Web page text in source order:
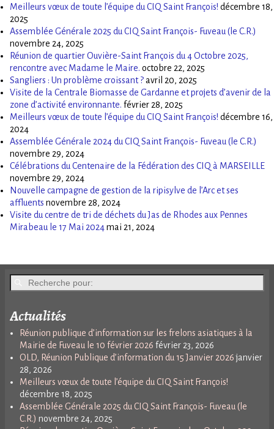
Meilleurs vœux de toute l’équipe du CIQ Saint François! décembre 18,
2025
Assemblée Générale 2025 du CIQ Saint François- Fuveau (le C.R.)
novembre 24, 2025
Réunion de quartier Ouvière-Saint François du 4 Octobre 2025,
rencontre avec Madame le Maire. octobre 22, 2025
Sangliers : Un problème croissant ?avril 20, 2025
Visite de la Centrale Biomasse de Gardanne et projets d’avenir de la
zone d’activité environnante. février 28, 2025
Meilleurs vœux de toute l’équipe du CIQ Saint François! décembre 16,
2024
Assemblée Générale 2024 du CIQ Saint François- Fuveau (le C.R.)
novembre 29, 2024
Célébrations du Centenaire de la Fédération des CIQ à MARSEILLE
novembre 29, 2024
Nouvelle campagne de gestion de la ripisylve de l’Arc et ses
affluents novembre 28, 2024
Visite du centre de tri de déchets du Jas de Rhodes aux Pennes
Mirabeau le 17 Mai 2024mai 21, 2024
Actualités
Réunion publique d’information sur les frelons asiatiques à la
Mairie de Fuveau le 10 février 2026 février 23, 2026
OLD, Réunion Publique d’information du 15 Janvier 2026 janvier
28, 2026
Meilleurs vœux de toute l’équipe du CIQ Saint François!
décembre 18, 2025
Assemblée Générale 2025 du CIQ Saint François- Fuveau (le
C.R.) novembre 24, 2025